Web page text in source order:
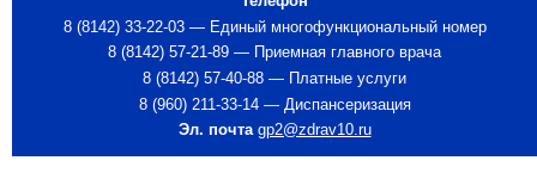
8 (8142) 33-22-03 — Единый многофункциональный номер
8 (8142) 57-21-89 — Приемная главного врача
8 (8142) 57-40-88 — Платные услуги
8 (960) 211-33-14 — Диспансеризация
Эл. почта gp2@zdrav10.ru